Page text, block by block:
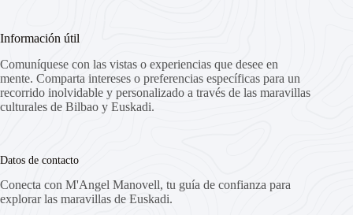
Información útil
Comuníquese con las vistas o experiencias que desee en
mente. Comparta intereses o preferencias específicas para un
recorrido inolvidable y personalizado a través de las maravillas
culturales de Bilbao y Euskadi.
Datos de contacto
Conecta con M'Angel Manovell, tu guía de confianza para
explorar las maravillas de Euskadi.